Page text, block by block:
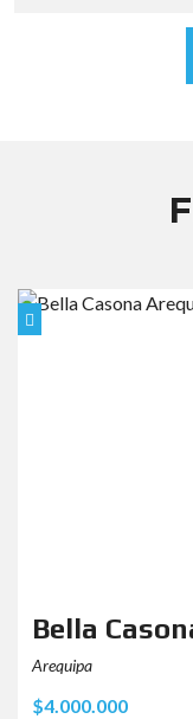
Bella
Arequipa
$4.000.000